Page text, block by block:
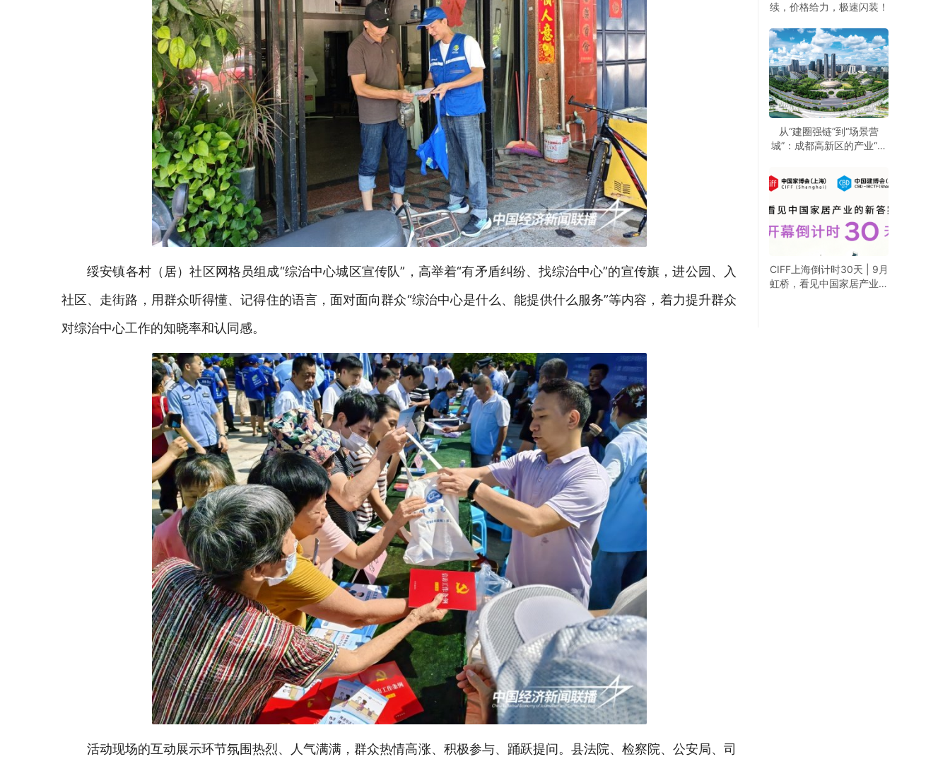
绥安镇各村（居）社区网格员组成“综治中心城区宣传队”，高举着“有矛盾纠纷、找综治中心”的宣传旗，进公园、入
社区、走街路，用群众听得懂、记得住的语言，面对面向群众“综治中心是什么、能提供什么服务”等内容，着力提升群众
对综治中心工作的知晓率和认同感。
活动现场的互动展示环节氛围热烈、人气满满，群众热情高涨、积极参与、踊跃提问。县法院、检察院、公安局、司
续，价格给力，极速闪装！
从“建圈强链”到“场景营
城”：成都高新区的产业“进
CIFF上海倒计时30天 | 9月
虹桥，看见中国家居产业的